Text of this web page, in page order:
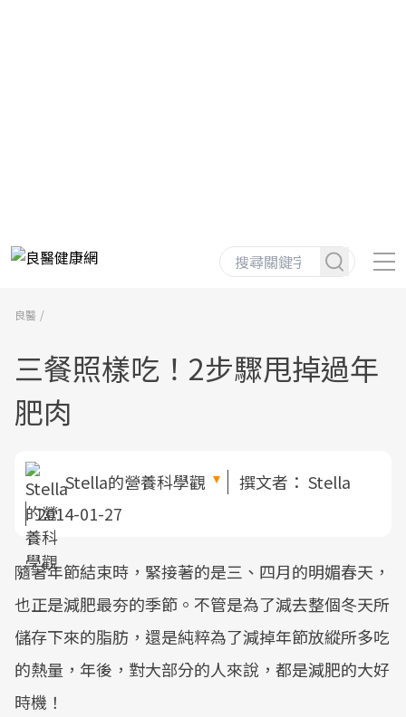
良醫
三餐照樣吃！2步驟甩掉過年
肥肉
Stella的營養科學觀 撰文者： Stella
2014-01-27
隨著年節結束時，緊接著的是三、四月的明媚春天，
也正是減肥最夯的季節。不管是為了減去整個冬天所
儲存下來的脂肪，還是純粹為了減掉年節放縱所多吃
的熱量，年後，對大部分的人來說，都是減肥的大好
時機！